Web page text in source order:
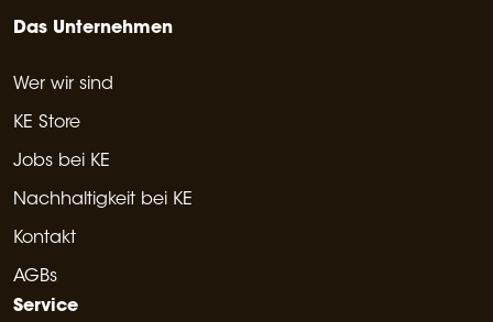
Das Unternehmen
Wer wir sind
KE Store
Jobs bei KE
Nachhaltigkeit bei KE
Kontakt
AGBs
Service